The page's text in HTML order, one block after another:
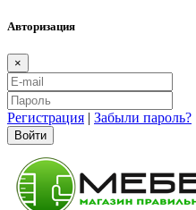
Авторизация
×
Регистрация | Забыли пароль?
Войти